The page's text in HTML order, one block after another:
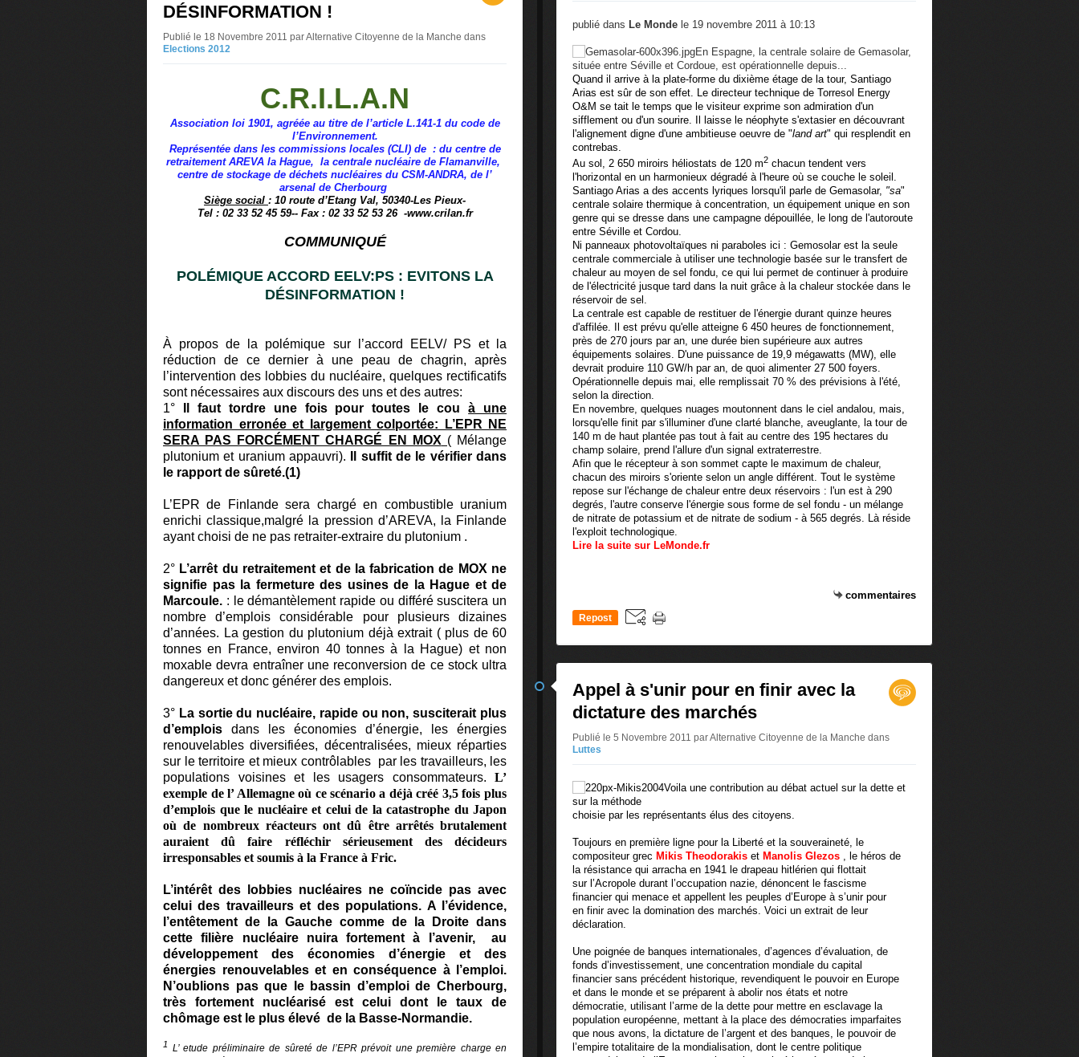
DÉSINFORMATION !
Publié le 18 Novembre 2011 par Alternative Citoyenne de la Manche dans
Elections 2012
C.R.I.L.A.N
Association loi 1901, agréée au titre de l’article L.141-1 du code de
l’Environnement.
Représentée dans les commissions locales (CLI) de : du centre de
retraitement AREVA la Hague, la centrale nucléaire de Flamanville,
centre de stockage de déchets nucléaires du CSM-ANDRA, de l’
arsenal de Cherbourg
Siège social : 10 route d’Etang Val, 50340-Les Pieux-
Tel : 02 33 52 45 59-- Fax : 02 33 52 53 26 -www.crilan.fr
COMMUNIQUÉ
POLÉMIQUE ACCORD EELV:PS : EVITONS LA
DÉSINFORMATION !
À propos de la polémique sur l’accord EELV/ PS et la
réduction de ce dernier à une peau de chagrin, après
l’intervention des lobbies du nucléaire, quelques rectificatifs
sont nécessaires aux discours des uns et des autres:
1°
Il faut tordre une fois pour toutes le cou
à une
information erronée et largement colportée: L’EPR NE
SERA PAS FORCÉMENT CHARGÉ EN MOX ( Mélange
plutonium et uranium appauvri).
Il suffit de le vérifier dans
le rapport de sûreté.(1)
L’EPR de Finlande sera chargé en combustible uranium
enrichi classique,malgré la pression d’AREVA, la Finlande
ayant choisi de ne pas retraiter-extraire du plutonium .
2° L’arrêt du retraitement et de la fabrication de MOX ne
signifie pas la fermeture des usines de la Hague et de
Marcoule. : le démantèlement rapide ou différé suscitera un
nombre d’emplois considérable pour plusieurs dizaines
d’années. La gestion du plutonium déjà extrait ( plus de 60
tonnes en France, environ 40 tonnes à la Hague) et non
moxable devra entraîner une reconversion de ce stock ultra
dangereux et donc générer des emplois.
3° La sortie du nucléaire, rapide ou non, susciterait plus
d’emplois dans les économies d’énergie, les énergies
renouvelables diversifiées, décentralisées, mieux réparties
sur le territoire et mieux contrôlables par les travailleurs, les
populations voisines et les usagers consommateurs. L’
exemple de l’ Allemagne où ce scénario a déjà créé 3,5 fois plus
d’emplois que le nucléaire et celui de la catastrophe du Japon
où de nombreux réacteurs ont dû être arrêtés brutalement
auraient dû faire réfléchir sérieusement des décideurs
irresponsables et soumis à la France à Fric.
L’intérêt des lobbies nucléaires ne coïncide pas avec
celui des travailleurs et des populations. A l’évidence,
l’entêtement de la Gauche comme de la Droite dans
cette filière nucléaire nuira fortement à l’avenir, au
développement des économies d’énergie et des
énergies renouvelables et en conséquence à l’emploi.
N’oublions pas que le bassin d’emploi de Cherbourg,
très fortement nucléarisé est celui dont le taux de
chômage est le plus élevé de la Basse-Normandie.
1 L’ etude préliminaire de sûreté de l’EPR prévoit une première charge en
publié dans Le Monde le 19 novembre 2011 à 10:13
En Espagne, la centrale solaire de Gemasolar,
située entre Séville et Cordoue, est opérationnelle depuis...
Quand il arrive à la plate-forme du dixième étage de la tour, Santiago
Arias est sûr de son effet. Le directeur technique de Torresol Energy
O&M se tait le temps que le visiteur exprime son admiration d'un
sifflement ou d'un sourire. Il laisse le néophyte s'extasier en découvrant
l'alignement digne d'une ambitieuse oeuvre de "land art" qui resplendit en
contrebas.
Au sol, 2 650 miroirs héliostats de 120 m2 chacun tendent vers
l'horizontal en un harmonieux dégradé à l'heure où se couche le soleil.
Santiago Arias a des accents lyriques lorsqu'il parle de Gemasolar, "sa"
centrale solaire thermique à concentration, un équipement unique en son
genre qui se dresse dans une campagne dépouillée, le long de l'autoroute
entre Séville et Cordou.
Ni panneaux photovoltaïques ni paraboles ici : Gemosolar est la seule
centrale commerciale à utiliser une technologie basée sur le transfert de
chaleur au moyen de sel fondu, ce qui lui permet de continuer à produire
de l'électricité jusque tard dans la nuit grâce à la chaleur stockée dans le
réservoir de sel.
La centrale est capable de restituer de l'énergie durant quinze heures
d'affilée. Il est prévu qu'elle atteigne 6 450 heures de fonctionnement,
près de 270 jours par an, une durée bien supérieure aux autres
équipements solaires. D'une puissance de 19,9 mégawatts (MW), elle
devrait produire 110 GW/h par an, de quoi alimenter 27 500 foyers.
Opérationnelle depuis mai, elle remplissait 70 % des prévisions à l'été,
selon la direction.
En novembre, quelques nuages moutonnent dans le ciel andalou, mais,
lorsqu'elle finit par s'illuminer d'une clarté blanche, aveuglante, la tour de
140 m de haut plantée pas tout à fait au centre des 195 hectares du
champ solaire, prend l'allure d'un signal extraterrestre.
Afin que le récepteur à son sommet capte le maximum de chaleur,
chacun des miroirs s'oriente selon un angle différent. Tout le système
repose sur l'échange de chaleur entre deux réservoirs : l'un est à 290
degrés, l'autre conserve l'énergie sous forme de sel fondu - un mélange
de nitrate de potassium et de nitrate de sodium - à 565 degrés. Là réside
l'exploit technologique.
Lire la suite sur LeMonde.fr
commentaires
Repost
Appel à s'unir pour en finir avec la
dictature des marchés
Publié le 5 Novembre 2011 par Alternative Citoyenne de la Manche dans
Luttes
Voila une contribution au débat actuel sur la dette et
sur la méthode
choisie par les représentants élus des citoyens.
Toujours en première ligne pour la Liberté et la souveraineté, le
compositeur grec Mikis Theodorakis et Manolis Glezos , le héros de
la résistance qui arracha en 1941 le drapeau hitlérien qui flottait
sur l’Acropole durant l’occupation nazie, dénoncent le fascisme
financier qui menace et appellent les peuples d’Europe à s’unir pour
en finir avec la domination des marchés. Voici un extrait de leur
déclaration.
Une poignée de banques internationales, d’agences d’évaluation, de
fonds d’investissement, une concentration mondiale du capital
financier sans précédent historique, revendiquent le pouvoir en Europe
et dans le monde et se préparent à abolir nos états et notre
démocratie, utilisant l’arme de la dette pour mettre en esclavage la
population européenne, mettant à la place des démocraties imparfaites
que nous avons, la dictature de l’argent et des banques, le pouvoir de
l’empire totalitaire de la mondialisation, dont le centre politique